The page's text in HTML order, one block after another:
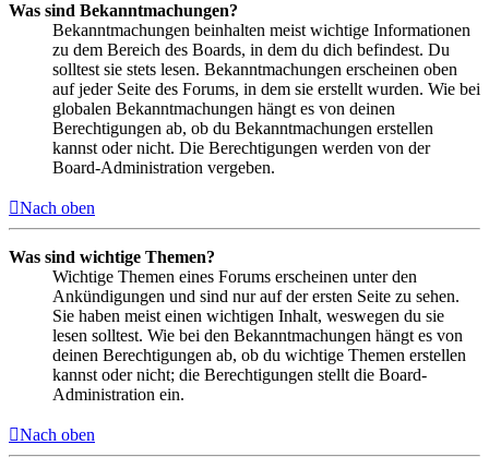
Was sind Bekanntmachungen?
Bekanntmachungen beinhalten meist wichtige Informationen
zu dem Bereich des Boards, in dem du dich befindest. Du
solltest sie stets lesen. Bekanntmachungen erscheinen oben
auf jeder Seite des Forums, in dem sie erstellt wurden. Wie bei
globalen Bekanntmachungen hängt es von deinen
Berechtigungen ab, ob du Bekanntmachungen erstellen
kannst oder nicht. Die Berechtigungen werden von der
Board-Administration vergeben.
Nach oben
Was sind wichtige Themen?
Wichtige Themen eines Forums erscheinen unter den
Ankündigungen und sind nur auf der ersten Seite zu sehen.
Sie haben meist einen wichtigen Inhalt, weswegen du sie
lesen solltest. Wie bei den Bekanntmachungen hängt es von
deinen Berechtigungen ab, ob du wichtige Themen erstellen
kannst oder nicht; die Berechtigungen stellt die Board-
Administration ein.
Nach oben